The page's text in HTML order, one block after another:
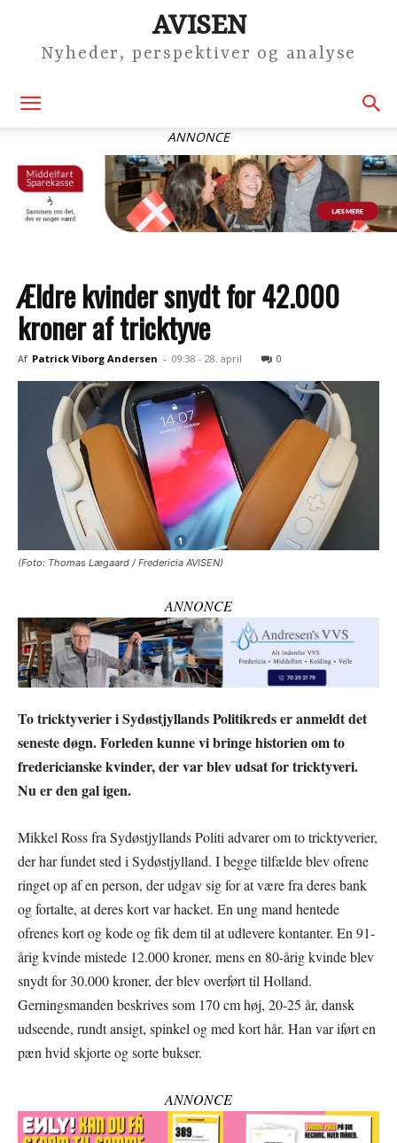
AVISEN
Nyheder, perspektiver og analyse
ANNONCE
Ældre kvinder snydt for 42.000
kroner af tricktyve
Af Patrick Viborg Andersen - 09:38 - 28. april 0
(Foto: Thomas Lægaard / Fredericia AVISEN)
ANNONCE
To tricktyverier i Sydøstjyllands Politikreds er anmeldt det
seneste døgn. Forleden kunne vi bringe historien om to
fredericianske kvinder, der var blev udsat for tricktyveri.
Nu er den gal igen.
Mikkel Ross fra Sydøstjyllands Politi advarer om to tricktyverier,
der har fundet sted i Sydøstjylland. I begge tilfælde blev ofrene
ringet op af en person, der udgav sig for at være fra deres bank
og fortalte, at deres kort var hacket. En ung mand hentede
ofrenes kort og kode og fik dem til at udlevere kontanter. En 91-
årig kvinde mistede 12.000 kroner, mens en 80-årig kvinde blev
snydt for 30.000 kroner, der blev overført til Holland.
Gerningsmanden beskrives som 170 cm høj, 20-25 år, dansk
udseende, rundt ansigt, spinkel og med kort hår. Han var iført en
pæn hvid skjorte og sorte bukser.
ANNONCE